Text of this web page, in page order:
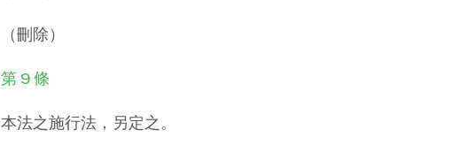
（刪除）
第 9 條
本法之施行法，另定之。